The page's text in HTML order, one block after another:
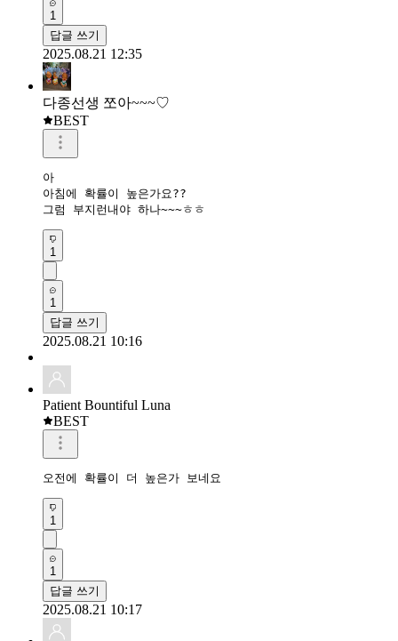
1
답글 쓰기
2025.08.21 12:35
다종선생 쪼아~~~♡
BEST
아
아침에 확률이 높은가요??
그럼 부지런내야 하나~~~ㅎㅎ
1
1
답글 쓰기
2025.08.21 10:16
Patient Bountiful Luna
BEST
오전에 확률이 더 높은가 보네요
1
1
답글 쓰기
2025.08.21 10:17